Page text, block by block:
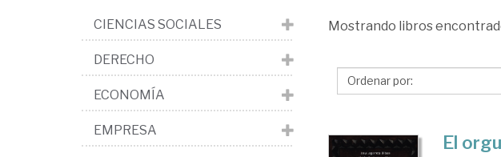
Legarreta
Josu
Mostrando libros
El
CIENCIAS SOCIALES
DERECHO
ECONOMÍA
EMPRESA